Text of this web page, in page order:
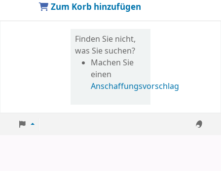
Zum Korb hinzufügen
Finden Sie nicht,
was Sie suchen?
Machen Sie
einen
Anschaffungsvorschlag